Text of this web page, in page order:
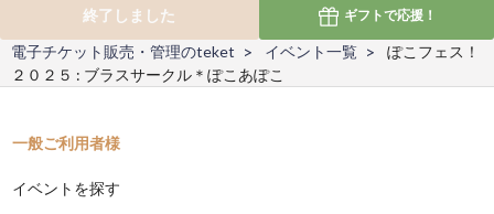
終了しました
ギフトで応援！
電子チケット販売・管理のteket イベント一覧
ぽこフェス！
２０２５ : ブラスサークル＊ぽこあぽこ
一般ご利用者様
イベントを探す